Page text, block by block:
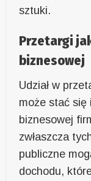
sztuki.
Przetargi
biznesowej
Udział w
może stać
biznesowej
zwłaszcza
publiczne
dochodu,